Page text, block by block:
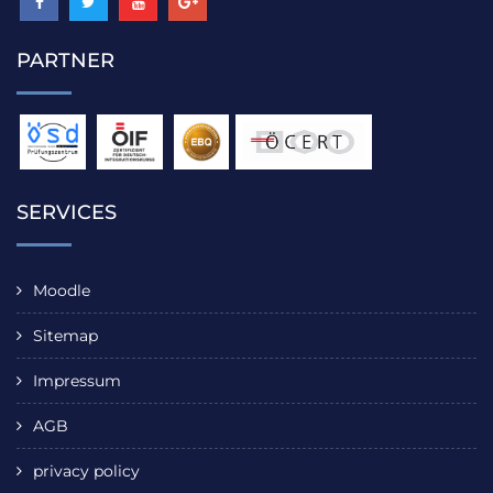
PARTNER
SERVICES
Moodle
Sitemap
Impressum
AGB
privacy policy